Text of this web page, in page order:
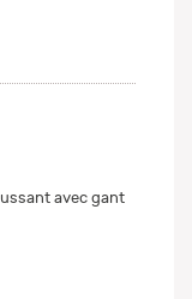
avec gant